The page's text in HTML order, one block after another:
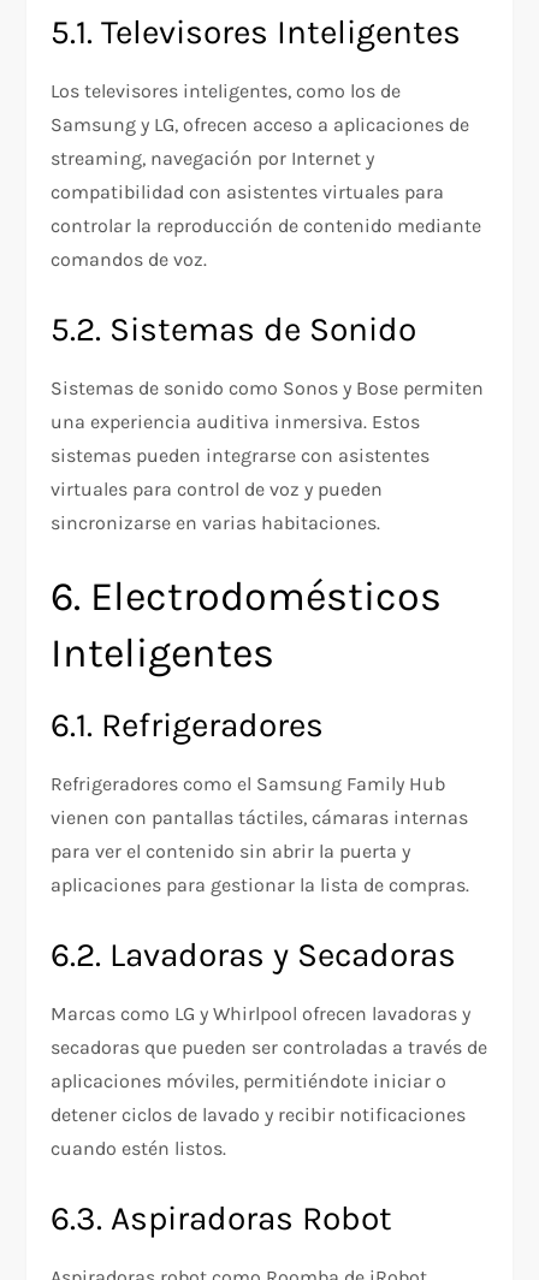
5.1. Televisores Inteligentes
Los televisores inteligentes, como los de
Samsung y LG, ofrecen acceso a aplicaciones de
streaming, navegación por Internet y
compatibilidad con asistentes virtuales para
controlar la reproducción de contenido mediante
comandos de voz.
5.2. Sistemas de Sonido
Sistemas de sonido como Sonos y Bose permiten
una experiencia auditiva inmersiva. Estos
sistemas pueden integrarse con asistentes
virtuales para control de voz y pueden
sincronizarse en varias habitaciones.
6. Electrodomésticos
Inteligentes
6.1. Refrigeradores
Refrigeradores como el Samsung Family Hub
vienen con pantallas táctiles, cámaras internas
para ver el contenido sin abrir la puerta y
aplicaciones para gestionar la lista de compras.
6.2. Lavadoras y Secadoras
Marcas como LG y Whirlpool ofrecen lavadoras y
secadoras que pueden ser controladas a través de
aplicaciones móviles, permitiéndote iniciar o
detener ciclos de lavado y recibir notificaciones
cuando estén listos.
6.3. Aspiradoras Robot